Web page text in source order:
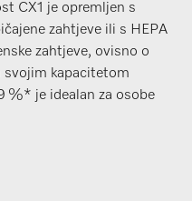
CX1 je opremljen s
zahtjeve ili s HEPA
zahtjeve, ovisno o
svojim kapacitetom
%* je idealan za osobe